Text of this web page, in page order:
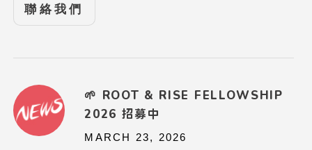
聯絡我們
🌱 ROOT & RISE FELLOWSHIP
2026 招募中
MARCH 23, 2026